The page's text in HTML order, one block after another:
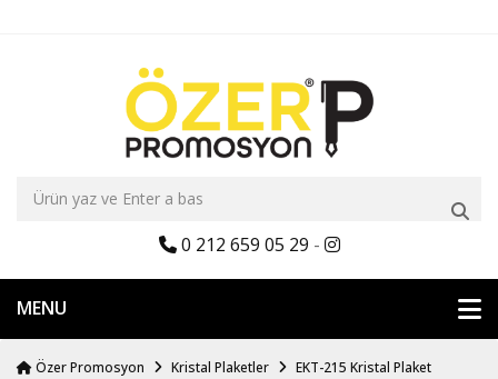
0 212 659 05 29 -
MENU
Özer Promosyon Kristal Plaketler EKT-215 Kristal Plaket